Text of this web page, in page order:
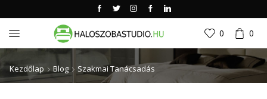
0 0
Kezdőlap Blog Szakmai Tanácsadás